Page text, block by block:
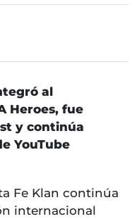
al
Heroes, fue
y continúa
YouTube
Fe Klan continúa
internacional